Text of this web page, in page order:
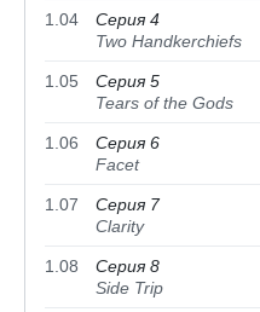
1.04
Серия 4
Two Handkerchiefs
1.05
Серия 5
Tears of the Gods
1.06
Серия 6
Facet
1.07
Серия 7
Clarity
1.08
Серия 8
Side Trip